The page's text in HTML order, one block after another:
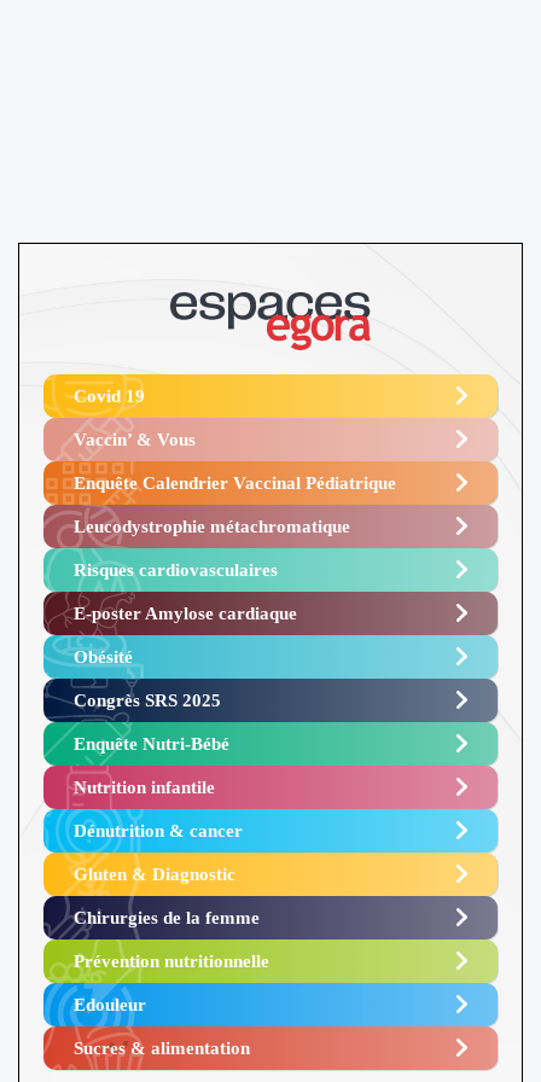
Covid 19
Vaccin’ & Vous
Enquête Calendrier Vaccinal Pédiatrique
Leucodystrophie métachromatique
Risques cardiovasculaires
E-poster Amylose cardiaque ​
Obésité ​
Congrès SRS 2025 ​
Enquête Nutri-Bébé ​
Nutrition infantile
Dénutrition & cancer
Gluten & Diagnostic
Chirurgies de la femme
Prévention nutritionnelle
Edouleur​
Sucres & alimentation​